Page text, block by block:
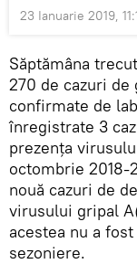
23 Ianuarie 2019,
Săptămâna
270 de cazuri
confirmate de
înregistrate 3
prezența
octombrie 2018-
nouă cazuri de
virusului gripal
acestea nu a
sezoniere.